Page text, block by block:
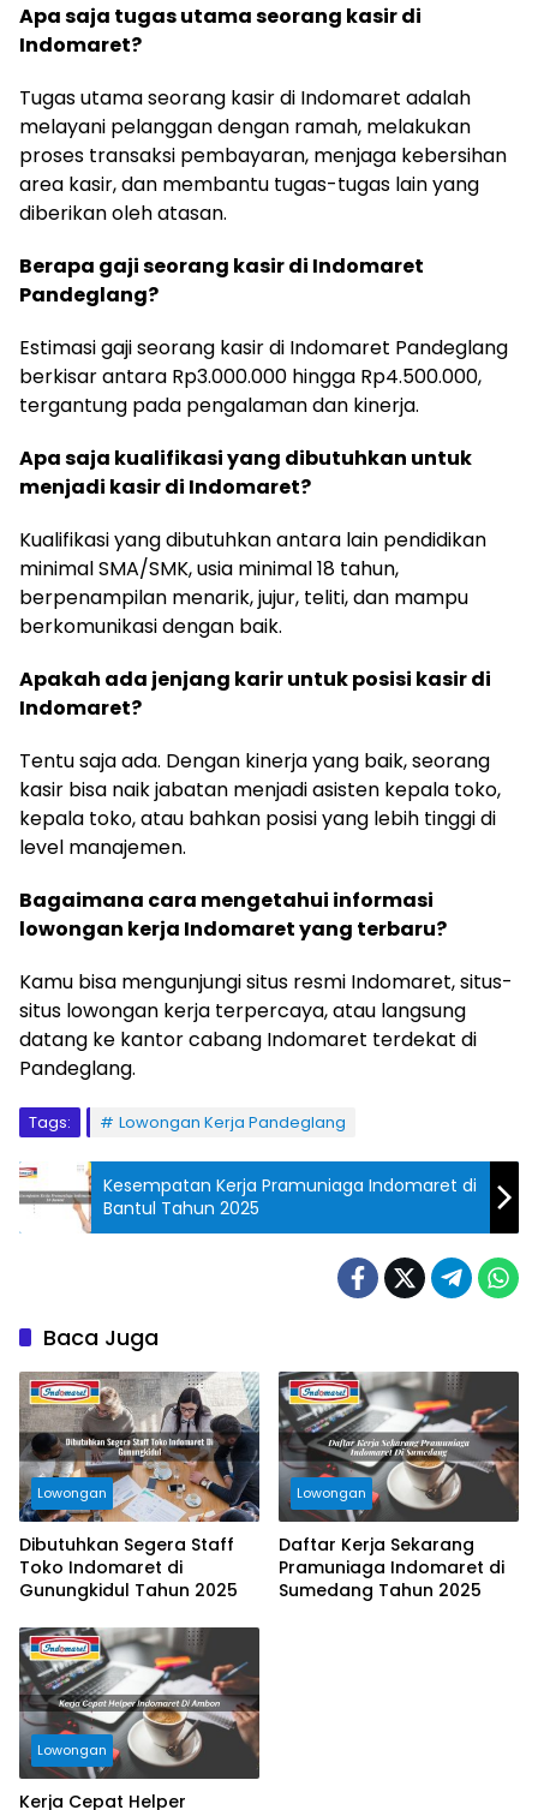
Apa saja tugas utama seorang kasir di
Indomaret?
Tugas utama seorang kasir di Indomaret adalah
melayani pelanggan dengan ramah, melakukan
proses transaksi pembayaran, menjaga kebersihan
area kasir, dan membantu tugas-tugas lain yang
diberikan oleh atasan.
Berapa gaji seorang kasir di Indomaret
Pandeglang?
Estimasi gaji seorang kasir di Indomaret Pandeglang
berkisar antara Rp3.000.000 hingga Rp4.500.000,
tergantung pada pengalaman dan kinerja.
Apa saja kualifikasi yang dibutuhkan untuk
menjadi kasir di Indomaret?
Kualifikasi yang dibutuhkan antara lain pendidikan
minimal SMA/SMK, usia minimal 18 tahun,
berpenampilan menarik, jujur, teliti, dan mampu
berkomunikasi dengan baik.
Apakah ada jenjang karir untuk posisi kasir di
Indomaret?
Tentu saja ada. Dengan kinerja yang baik, seorang
kasir bisa naik jabatan menjadi asisten kepala toko,
kepala toko, atau bahkan posisi yang lebih tinggi di
level manajemen.
Bagaimana cara mengetahui informasi
lowongan kerja Indomaret yang terbaru?
Kamu bisa mengunjungi situs resmi Indomaret, situs-
situs lowongan kerja terpercaya, atau langsung
datang ke kantor cabang Indomaret terdekat di
Pandeglang.
Tags: Lowongan Kerja Pandeglang
Kesempatan Kerja Pramuniaga Indomaret di
Bantul Tahun 2025
Baca Juga
Lowongan
Dibutuhkan Segera Staff
Toko Indomaret di
Gunungkidul Tahun 2025
Lowongan
Daftar Kerja Sekarang
Pramuniaga Indomaret di
Sumedang Tahun 2025
Lowongan
Kerja Cepat Helper